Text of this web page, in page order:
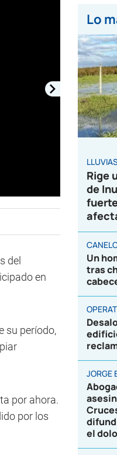
del
en
su período,
por ahora.
por los
Lo
Rige
de
Un
tras
JORGE
el